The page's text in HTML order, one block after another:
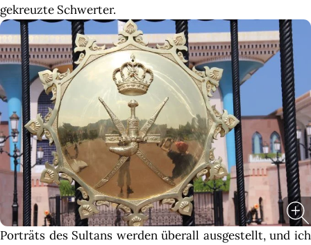
gekreuzte Schwerter.
Porträts des Sultans werden überall ausgestellt, und ich